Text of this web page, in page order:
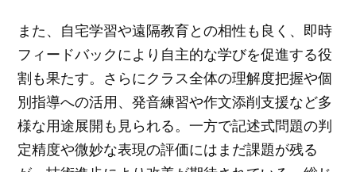
また、自宅学習や遠隔教育との相性も良く、即時
フィードバックにより自主的な学びを促進する役
割も果たす。さらにクラス全体の理解度把握や個
別指導への活用、発音練習や作文添削支援など多
様な用途展開も見られる。一方で記述式問題の判
定精度や微妙な表現の評価にはまだ課題が残る